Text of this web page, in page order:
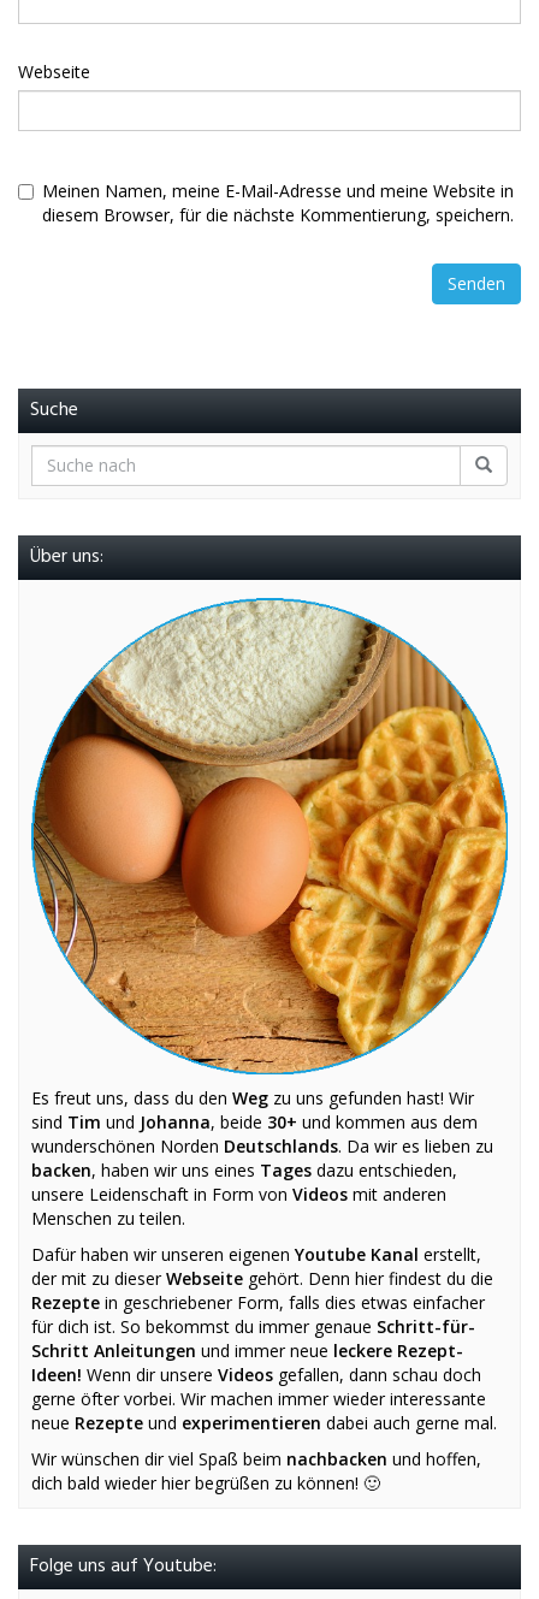
Webseite
Meinen Namen, meine E-Mail-Adresse und meine Website in
diesem Browser, für die nächste Kommentierung, speichern.
Suche
Über uns:
Es freut uns, dass du den Weg zu uns gefunden hast! Wir
sind Tim und Johanna, beide 30+ und kommen aus dem
wunderschönen Norden Deutschlands. Da wir es lieben zu
backen, haben wir uns eines Tages dazu entschieden,
unsere Leidenschaft in Form von Videos mit anderen
Menschen zu teilen.
Dafür haben wir unseren eigenenYoutube Kanal erstellt,
der mit zu dieserWebseite gehört. Denn hier findest du die
Rezepte in geschriebener Form, falls dies etwas einfacher
für dich ist. So bekommst du immer genaue Schritt-für-
Schritt Anleitungen und immer neue leckere Rezept-
Ideen! Wenn dir unsere Videos gefallen, dann schau doch
gerne öfter vorbei. Wir machen immer wieder interessante
neue Rezepte und experimentieren dabei auch gerne mal.
Wir wünschen dir viel Spaß beim nachbacken und hoffen,
dich bald wieder hier begrüßen zu können! 🙂
Folge uns auf Youtube: